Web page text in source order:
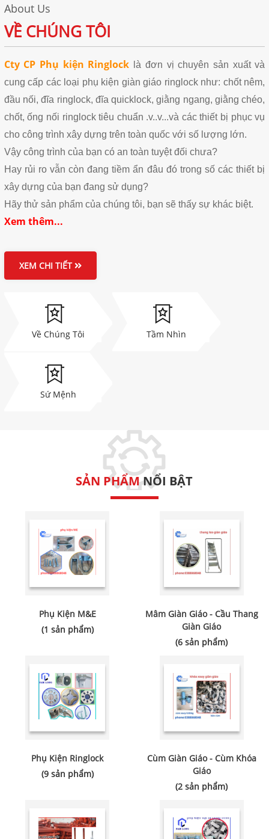
About Us
VỀ CHÚNG TÔI
Cty CP Phụ kiện Ringlock
là đơn vị chuyên sản xuất và
cung cấp các loại phụ kiện giàn giáo ringlock như: chốt nêm,
đầu nối, đĩa ringlock, đĩa quicklock, giằng ngang, giằng chéo,
chốt, ống nối ringlock tiêu chuẩn .v..v...và các thiết bị phục vụ
cho công trình xây dựng trên toàn quốc với số lượng lớn.
Vậy công trình của bạn có an toàn tuyệt đối chưa?
Hay rủi ro vẫn còn đang tiềm ẩn đâu đó trong số các thiết bị
xây dựng của bạn đang sử dụng?
Hãy thử sản phẩm của chúng tôi, bạn sẽ thấy sự khác biệt.
Xem thêm...
XEM CHI TIẾT
Về Chúng Tôi Tầm Nhìn
Sứ Mệnh
SẢN PHẨMNỔI BẬT
Phụ Kiện M&E
(1 sản phẩm)
Mâm Giàn Giáo - Cầu Thang
Giàn Giáo
(6 sản phẩm)
Phụ Kiện Ringlock
(9 sản phẩm)
Cùm Giàn Giáo - Cùm Khóa
Giáo
(2 sản phẩm)